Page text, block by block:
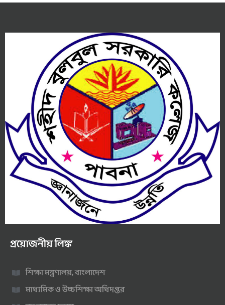
প্রয়োজনীয় লিঙ্ক
শিক্ষা মন্ত্রণালয়, বাংলাদেশ
মাধ্যমিক ও উচ্চশিক্ষা অধিদপ্তর